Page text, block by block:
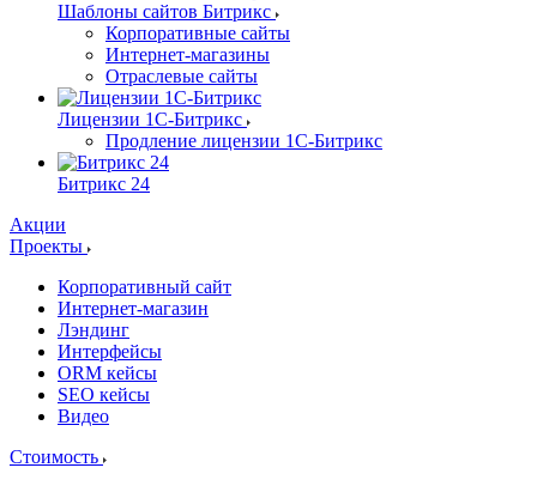
Шаблоны сайтов Битрикс
Корпоративные сайты
Интернет-магазины
Отраслевые сайты
Лицензии 1С-Битрикс
Продление лицензии 1С-Битрикс
Битрикс 24
Акции
Проекты
Корпоративный сайт
Интернет-магазин
Лэндинг
Интерфейсы
ORM кейсы
SEO кейсы
Видео
Стоимость